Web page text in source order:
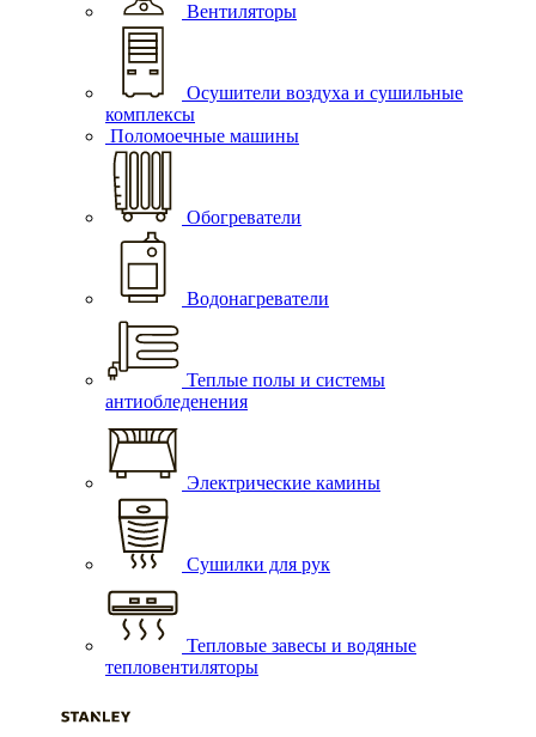
Вентиляторы
Осушители воздуха и сушильные
комплексы
Поломоечные машины
Обогреватели
Водонагреватели
Теплые полы и системы
антиобледенения
Электрические камины
Сушилки для рук
Тепловые завесы и водяные
тепловентиляторы